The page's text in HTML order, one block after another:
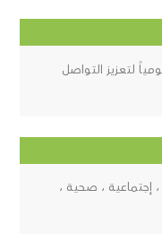
لتعزيز التواصل
إجتماعية ، صحية ،